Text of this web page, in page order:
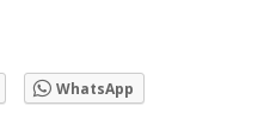
WhatsApp